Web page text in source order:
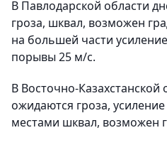
В Павлодарской области
гроза, шквал, возможен
на большей части
порывы 25 м/с.
В Восточно-Казахстанской
ожидаются гроза,
местами шквал, возможен